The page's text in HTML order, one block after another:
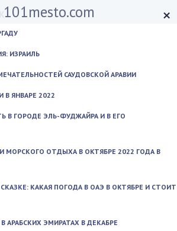
×
ИЗРАИЛЬ
САУДОВСКОЙ АРАВИИ
ЯНВАРЕ 2022
В ГОРОДЕ ЭЛЬ-ФУДЖАЙРА И В ЕГО
МОРСКОГО ОТДЫХА В ОКТЯБРЕ 2022 ГОДА В
КАКАЯ ПОГОДА В ОАЭ В ОКТЯБРЕ И СТОИТ
АРАБСКИХ ЭМИРАТАХ В ДЕКАБРЕ